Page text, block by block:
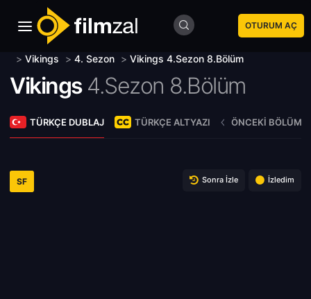
OTURUM AÇ
> Vikings > 4. Sezon > Vikings 4.Sezon 8.Bölüm
Vikings 4.Sezon 8.Bölüm
TÜRKÇE DUBLAJ TÜRKÇE ALTYAZI ÖNCEKI BÖLÜM
SF Sonra İzle İzledim